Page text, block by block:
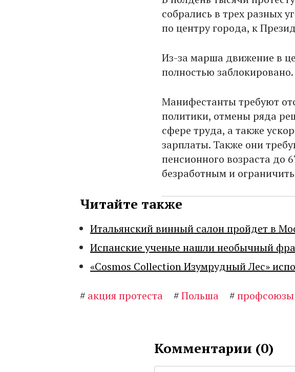
собрались в трех разных
по центру города, к
Из-за марша движение в
полностью заблокировано.
Манифестанты требуют
политики, отмены ряда
сфере труда, а также
зарплаты. Также они
пенсионного возраста до
безработным и
Читайте также
Итальянский винный салон пройдет в
Испанские ученые нашли необычный
«Cosmos Collection Изумрудный Лес»
# акция протеста #Польша #профсоюзы
Комментарии (0)